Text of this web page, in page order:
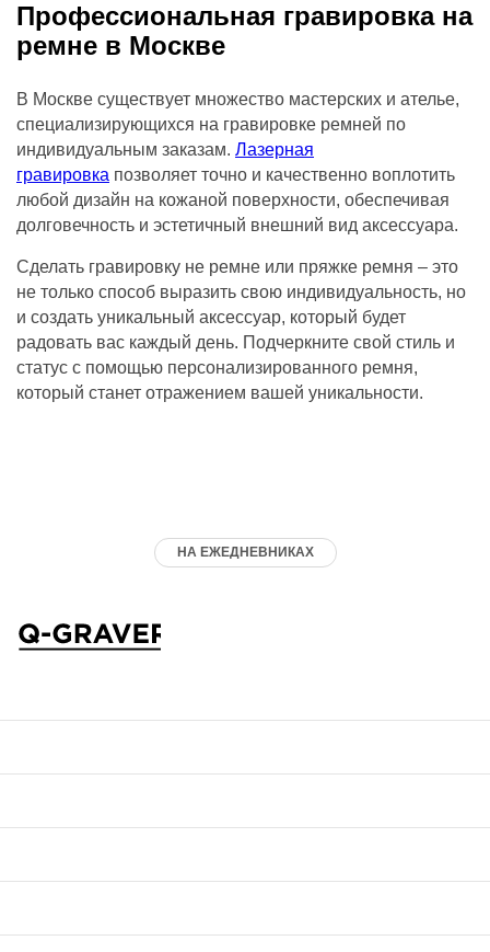
Профессиональная гравировка на
ремне в Москве
В Москве существует множество мастерских и ателье,
специализирующихся на гравировке ремней по
индивидуальным заказам. Лазерная
гравировка позволяет точно и качественно воплотить
любой дизайн на кожаной поверхности, обеспечивая
долговечность и эстетичный внешний вид аксессуара.
Сделать гравировку не ремне или пряжке ремня – это
не только способ выразить свою индивидуальность, но
и создать уникальный аксессуар, который будет
радовать вас каждый день. Подчеркните свой стиль и
статус с помощью персонализированного ремня,
который станет отражением вашей уникальности.
НА ЕЖЕДНЕВНИКАХ